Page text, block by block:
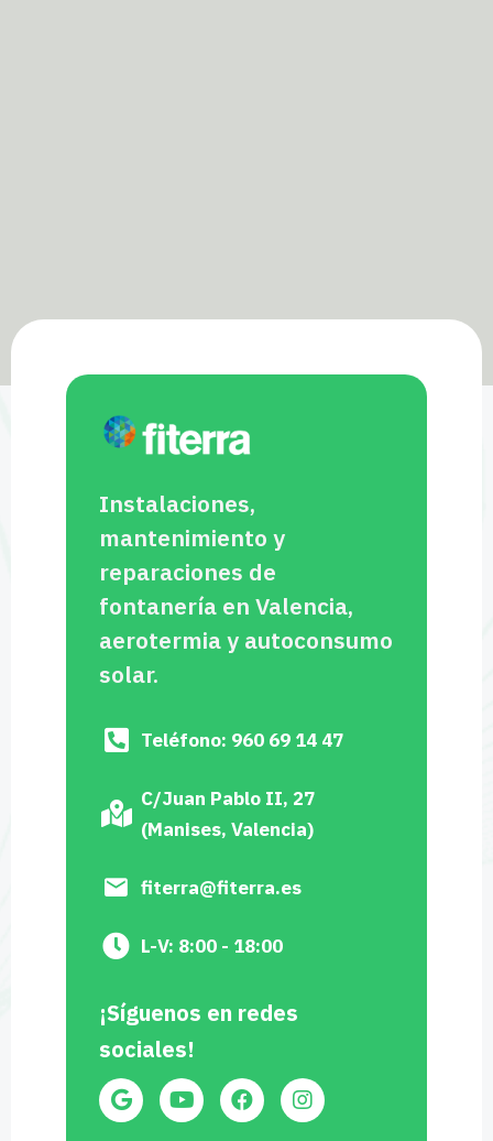
Instalaciones,
mantenimiento y
reparaciones de
fontanería en Valencia,
aerotermia y autoconsumo
solar.
Teléfono: 960 69 14 47
C/Juan Pablo II, 27
(Manises, Valencia)
fiterra@fiterra.es
L-V: 8:00 - 18:00
¡Síguenos en redes
sociales!